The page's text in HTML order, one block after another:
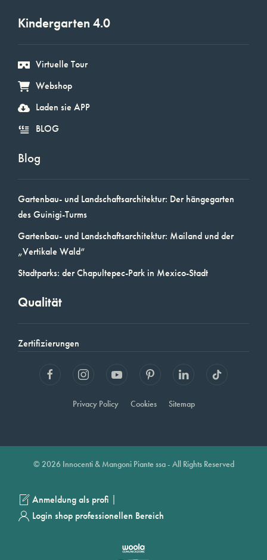
Kindergarten 4.0
Virtuelle Tour
Webshop
Laden sie APP
BLOG
Blog
Gartenbau- und Landschaftsarchitektur: Der hängegarten
des Guinigi-Turms
Gartenbau- und Landschaftsarchitektur: Mailand und der
„Vertikale Wald“
Stadtparks: der Chapultepec-Park in Mexico-Stadt
Qualität
Zertifizierungen
Privacy Policy Cookies Sitemap
© 2026 Innocenti & Mangoni Piante ssa - All Rights Reserved
Anmeldung als profi |
Login shop professionellen Bereich